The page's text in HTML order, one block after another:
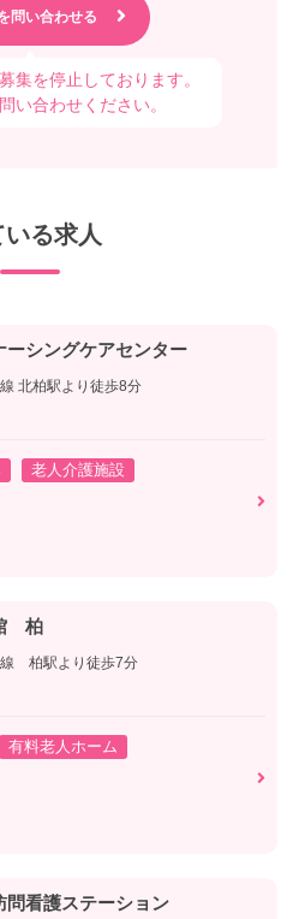
集を停止しております。
い合わせください。
る求人
ーシングケアセンター
北柏駅より徒歩8分
老人介護施設
柏
柏駅より徒歩7分
有料老人ホーム
問看護ステーション